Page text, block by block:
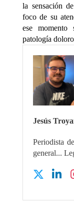
la sensación
foco de su
ese
patología
Jesús
Periodista
general...